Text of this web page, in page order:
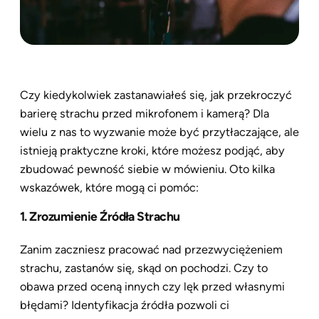
Czy kiedykolwiek zastanawiałeś się, jak przekroczyć
barierę strachu przed mikrofonem i kamerą? Dla
wielu z nas to wyzwanie może być przytłaczające, ale
istnieją praktyczne kroki, które możesz podjąć, aby
zbudować pewność siebie w mówieniu. Oto kilka
wskazówek, które mogą ci pomóc:
1. Zrozumienie Źródła Strachu
Zanim zaczniesz pracować nad przezwyciężeniem
strachu, zastanów się, skąd on pochodzi. Czy to
obawa przed oceną innych czy lęk przed własnymi
błędami? Identyfikacja źródła pozwoli ci